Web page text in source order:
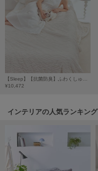
le
ル
ルコックスポルティフ
LeSportsac
レスポートサック
LILY BROWN
リリーブラウン
¥10,472
インテリアの人気ランキング